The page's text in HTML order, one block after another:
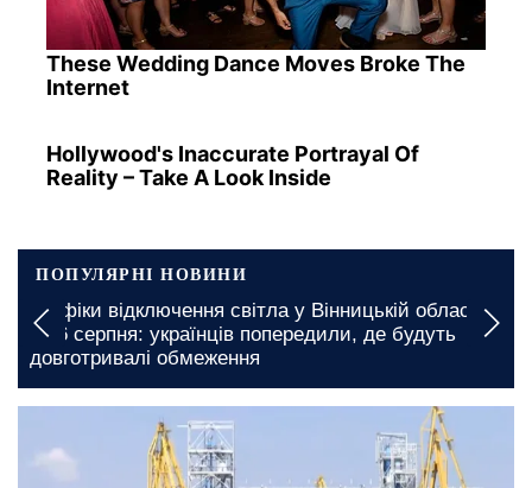
These Wedding Dance Moves Broke The
Internet
Hollywood's Inaccurate Portrayal Of
Reality – Take A Look Inside
ПОПУЛЯРНІ НОВИНИ
У Чернігівській області вводять багатогодинні
обмеження: де чекають графіки відключення
світла на 6 та 7 серпня